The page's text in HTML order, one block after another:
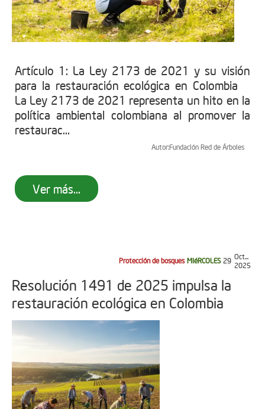
Artículo 1: La Ley 2173 de 2021 y su visión
para la restauración ecológica en Colombia
La Ley 2173 de 2021 representa un hito en la
política ambiental colombiana al promover la
restaurac...
Autor:Fundación Red de Árboles
Ver más...
Protección de bosques MIéRCOLES 29 Oct...
2025
Resolución 1491 de 2025 impulsa la
restauración ecológica en Colombia